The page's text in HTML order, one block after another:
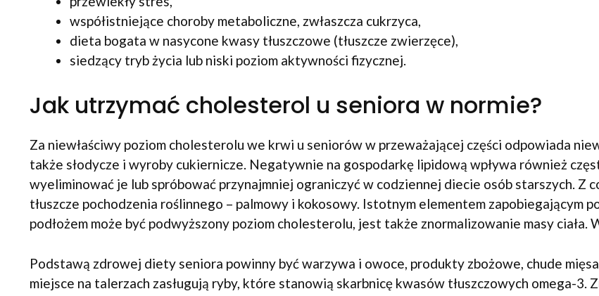
współistniejące choroby metaboliczne, zwłaszcza cukrzyca,
dieta bogata w nasycone kwasy tłuszczowe (tłuszcze zwierzęce),
siedzący tryb życia lub niski poziom aktywności fizycznej.
Jak utrzymać cholesterol u seniora w normie?
Za niewłaściwy poziom cholesterolu we krwi u seniorów w przeważającej części odpowiada
także słodycze i wyroby cukiernicze. Negatywnie na gospodarkę lipidową wpływa również
wyeliminować je lub spróbować przynajmniej ograniczyć w codziennej diecie osób starszych. Z
tłuszcze pochodzenia roślinnego – palmowy i kokosowy. Istotnym elementem zapobiegającym
podłożem może być podwyższony poziom cholesterolu, jest także znormalizowanie masy
Podstawą zdrowej diety seniora powinny być warzywa i owoce, produkty zbożowe, chude
miejsce na talerzach zasługują ryby, które stanowią skarbnicę kwasów tłuszczowych omega-